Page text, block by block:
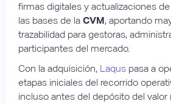
firmas digitales y actualizaciones
las bases de la CVM, aportando
trazabilidad para gestoras,
participantes del mercado.
Con la adquisición, Laqus pasa a
etapas iniciales del recorrido
incluso antes del depósito del valor